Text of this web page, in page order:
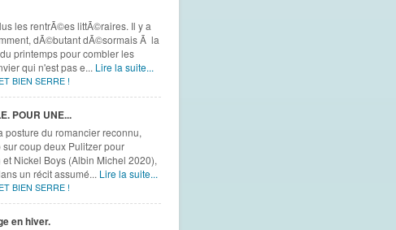
les rentrÃ©es littÃ©raires. Il y a
dÃ©butant dÃ©sormais Ã la
printemps pour combler les
qui n'est pas e... Lire la suite...
BIEN SERRE !
POUR UNE...
posture du romancier reconnu,
coup deux Pulitzer pour
Nickel Boys (Albin Michel 2020),
un récit assumé... Lire la suite...
BIEN SERRE !
en hiver.